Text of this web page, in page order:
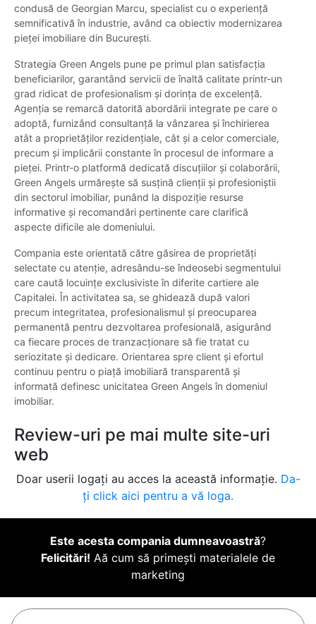
condusă de Georgian Marcu, specialist cu o experiență
semnificativă în industrie, având ca obiectiv modernizarea
pieței imobiliare din București.
Strategia Green Angels pune pe primul plan satisfacția
beneficiarilor, garantând servicii de înaltă calitate printr-un
grad ridicat de profesionalism și dorința de excelență.
Agenția se remarcă datorită abordării integrate pe care o
adoptă, furnizând consultanță la vânzarea și închirierea
atât a proprietăților rezidențiale, cât și a celor comerciale,
precum și implicării constante în procesul de informare a
pieței. Printr-o platformă dedicată discuțiilor și colaborării,
Green Angels urmărește să susțină clienții și profesioniștii
din sectorul imobiliar, punând la dispoziție resurse
informative și recomandări pertinente care clarifică
aspecte dificile ale domeniului.
Compania este orientată către găsirea de proprietăți
selectate cu atenție, adresându-se îndeosebi segmentului
care caută locuințe exclusiviste în diferite cartiere ale
Capitalei. În activitatea sa, se ghidează după valori
precum integritatea, profesionalismul și preocuparea
permanentă pentru dezvoltarea profesională, asigurând
ca fiecare proces de tranzacționare să fie tratat cu
seriozitate și dedicare. Orientarea spre client și efortul
continuu pentru o piață imobiliară transparentă și
informată definesc unicitatea Green Angels în domeniul
imobiliar.
Review-uri pe mai multe site-uri
web
Doar userii logați au acces la această informație. Da-
ți click aici pentru a vă loga.
Este acesta compania dumneavoastră?
Felicitări! Aă cum să primești materialele de
marketing